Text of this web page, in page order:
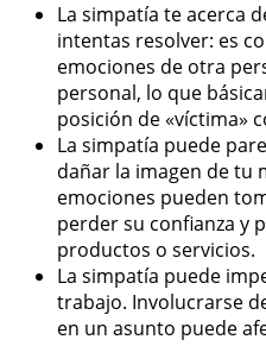
La simpatía te acerca
intentas resolver: es
emociones de otra
personal, lo que
posición de «víctima»
La simpatía puede
dañar la imagen de tu
emociones pueden
perder su confianza y
productos o servicios.
La simpatía puede
trabajo. Involucrarse
en un asunto puede